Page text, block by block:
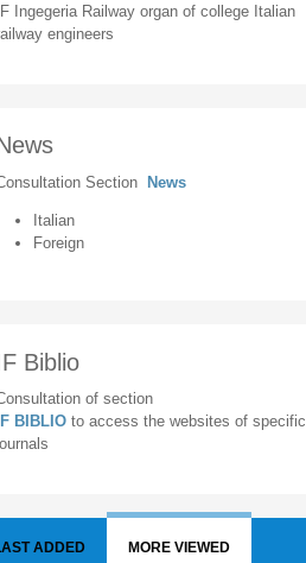
IF Ingegeria Railway organ of college Italian
engineers
Section News
Italian
Foreign
Biblio
of section
IF BIBLIO to access the websites of specific
ADDED MORE VIEWED